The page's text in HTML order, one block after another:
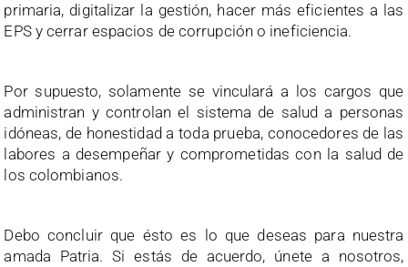
primaria, digitalizar la gestión, hacer más eficientes a las
EPS y cerrar espacios de corrupción o ineficiencia.
Por supuesto, solamente se vinculará a los cargos que
administran y controlan el sistema de salud a personas
idóneas, de honestidad a toda prueba, conocedores de las
labores a desempeñar y comprometidas con la salud de
los colombianos.
Debo concluir que ésto es lo que deseas para nuestra
amada Patria. Si estás de acuerdo, únete a nosotros,